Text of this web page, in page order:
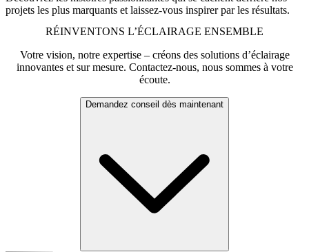
projets les plus marquants et laissez-vous inspirer par les résultats.
RÉINVENTONS L’ÉCLAIRAGE ENSEMBLE
Votre vision, notre expertise – créons des solutions d’éclairage
innovantes et sur mesure. Contactez-nous, nous sommes à votre
écoute.
Demandez conseil dès maintenant